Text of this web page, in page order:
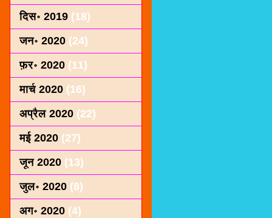
दिस॰ 2019 (18)
जन॰ 2020 (24)
फ़र॰ 2020 (11)
मार्च 2020 (16)
अप्रैल 2020 (22)
मई 2020 (27)
जून 2020 (13)
जुल॰ 2020 (8)
अग॰ 2020 (4)